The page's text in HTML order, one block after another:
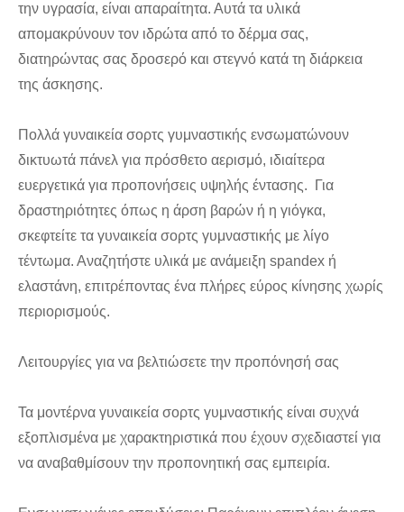
την υγρασία, είναι απαραίτητα. Αυτά τα υλικά
απομακρύνουν τον ιδρώτα από το δέρμα σας,
διατηρώντας σας δροσερό και στεγνό κατά τη διάρκεια
της άσκησης.
Πολλά γυναικεία σορτς γυμναστικής ενσωματώνουν
δικτυωτά πάνελ για πρόσθετο αερισμό, ιδιαίτερα
ευεργετικά για προπονήσεις υψηλής έντασης. Για
δραστηριότητες όπως η άρση βαρών ή η γιόγκα,
σκεφτείτε τα γυναικεία σορτς γυμναστικής με λίγο
τέντωμα. Αναζητήστε υλικά με ανάμειξη spandex ή
ελαστάνη, επιτρέποντας ένα πλήρες εύρος κίνησης χωρίς
περιορισμούς.
Λειτουργίες για να βελτιώσετε την προπόνησή σας
Τα μοντέρνα γυναικεία σορτς γυμναστικής είναι συχνά
εξοπλισμένα με χαρακτηριστικά που έχουν σχεδιαστεί για
να αναβαθμίσουν την προπονητική σας εμπειρία.